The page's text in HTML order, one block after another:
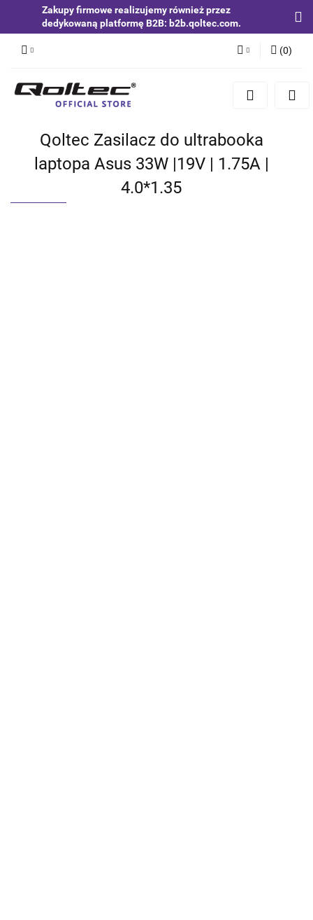
Zakupy firmowe realizujemy również przez
dedykowaną platformę B2B: b2b.qoltec.com.
Zaloguj się
Zgody cookies
(0)
Qoltec Zasilacz do ultrabooka
laptopa Asus 33W |19V | 1.75A |
4.0*1.35